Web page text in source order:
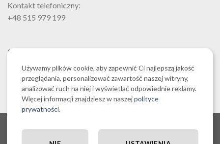
Kontakt telefoniczny:
+48 515 979 199
SZUKAJ
REGULAMIN SKLEPU REGALCOTTON.COM
Używamy plików cookie, aby zapewnić Ci najlepszą jakość
przeglądania, personalizować zawartość naszej witryny,
analizować ruch na niej i wyświetlać odpowiednie reklamy.
Więcej informacji znajdziesz w naszejpolityce
prywatności.